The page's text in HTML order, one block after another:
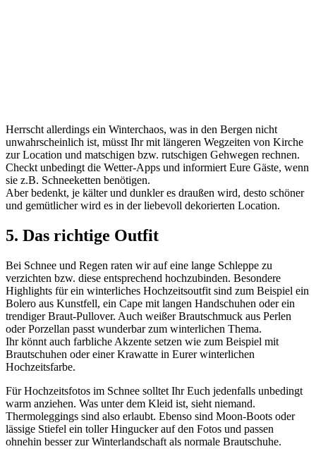
Herrscht allerdings ein Winterchaos, was in den Bergen nicht
unwahrscheinlich ist, müsst Ihr mit längeren Wegzeiten von Kirche
zur Location und matschigen bzw. rutschigen Gehwegen rechnen.
Checkt unbedingt die Wetter-Apps und informiert Eure Gäste, wenn
sie z.B. Schneeketten benötigen.
Aber bedenkt, je kälter und dunkler es draußen wird, desto schöner
und gemütlicher wird es in der liebevoll dekorierten Location.
5. Das richtige Outfit
Bei Schnee und Regen raten wir auf eine lange Schleppe zu
verzichten bzw. diese entsprechend hochzubinden. Besondere
Highlights für ein winterliches Hochzeitsoutfit sind zum Beispiel ein
Bolero aus Kunstfell, ein Cape mit langen Handschuhen oder ein
trendiger Braut-Pullover. Auch weißer Brautschmuck aus Perlen
oder Porzellan passt wunderbar zum winterlichen Thema.
Ihr könnt auch farbliche Akzente setzen wie zum Beispiel mit
Brautschuhen oder einer Krawatte in Eurer winterlichen
Hochzeitsfarbe.
Für Hochzeitsfotos im Schnee solltet Ihr Euch jedenfalls unbedingt
warm anziehen. Was unter dem Kleid ist, sieht niemand.
Thermoleggings sind also erlaubt. Ebenso sind Moon-Boots oder
lässige Stiefel ein toller Hingucker auf den Fotos und passen
ohnehin besser zur Winterlandschaft als normale Brautschuhe.